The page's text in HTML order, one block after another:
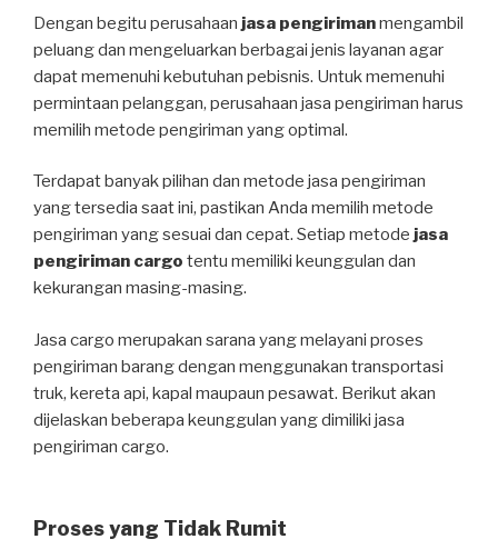
Dengan begitu perusahaan jasa pengirimanmengambil
peluang dan mengeluarkan berbagai jenis layanan agar
dapat memenuhi kebutuhan pebisnis. Untuk memenuhi
permintaan pelanggan, perusahaan jasa pengiriman harus
memilih metode pengiriman yang optimal.
Terdapat banyak pilihan dan metode jasa pengiriman
yang tersedia saat ini, pastikan Anda memilih metode
pengiriman yang sesuai dan cepat. Setiap metode jasa
pengiriman cargo tentu memiliki keunggulan dan
kekurangan masing-masing.
Jasa cargo merupakan sarana yang melayani proses
pengiriman barang dengan menggunakan transportasi
truk, kereta api, kapal maupaun pesawat. Berikut akan
dijelaskan beberapa keunggulan yang dimiliki jasa
pengiriman cargo.
Proses yang Tidak Rumit